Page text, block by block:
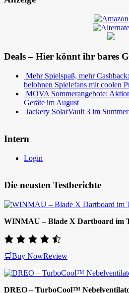
Deals – Hier könnt ihr bares
Mehr Spielspaß, mehr
belohnen Spielefans mit coolen
MOVA Sommerangebote:
Geräte im August
Jackery SolarVault 3 im
Intern
Login
Die neusten Testberichte
WINMAU – Blade X Dartboard im
🛒Buy NowReview
DREO – TurboCool™